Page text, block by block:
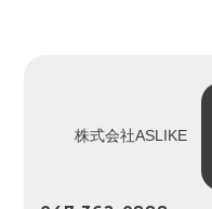
株式会社ASLIKE